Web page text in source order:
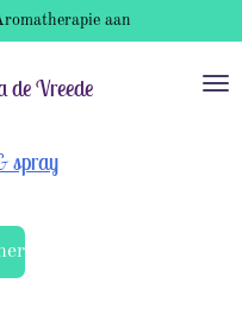
de Vreede
aan
spray